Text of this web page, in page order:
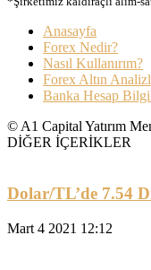
Anasayfa
Forex Nedir?
Nasıl Kullanırım?
Forex Altın
Banka Hesap
© A1 Capital Yatırım
DİĞER İÇERİKLER
Dolar/TL’de 7.54
Mart 4 2021 12:12